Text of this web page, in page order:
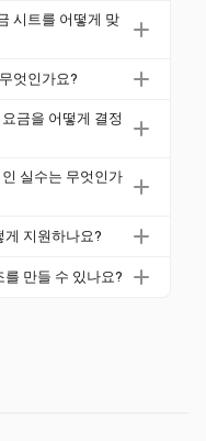
설명, 결과물 및
기반 등)이 포함되
시트를 어떻게 맞
이언트의 특정 요구
구조를 지원하여
다.
엇인가요?
화, 지리적 위치 및
에 영향을 받습니다.
있습니다.
금을 어떻게 결정
기준에 대한 시장
문화를 고려하며,
실수는 무엇인가
의 가치를 강조하지
문성을 반영하여
지원하나요?
공하여 컨설턴트가
만들 수 있나요?